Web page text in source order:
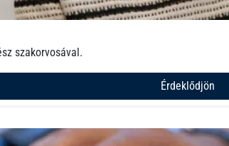
szakorvosával.
Érdeklődjön